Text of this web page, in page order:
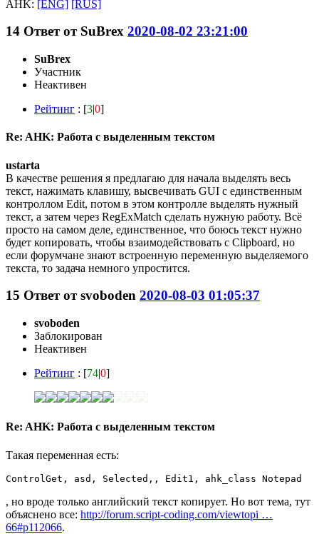
AHK: [ENG] [RUS]
14 Ответ от SuBrex 2020-08-02 23:21:00
SuBrex
Участник
Неактивен
Рейтинг : [3|0]
Re: AHK: Работа с выделенным текстом
ustarta
В качестве решения я предлагаю для начала выделять весь
текст, нажимать клавишу, высвечивать GUI с единственным
контроллом Edit, потом в этом контролле выделять нужный
текст, а затем через RegExMatch сделать нужную работу. Всё
просто на самом деле, единственное, что боюсь текст нужно
будет копировать, чтобы взаимодействовать с Clipboard, но
если форумчане знают встроенную переменную выделяемого
текста, то задача немного упростится.
15 Ответ отsvoboden 2020-08-03 01:05:37
svoboden
Заблокирован
Неактивен
Рейтинг : [74|0]
Re: AHK: Работа с выделенным текстом
Такая переменная есть:
ControlGet, asd, Selected,, Edit1, ahk_class Notepad
, но вроде только английский текст копирует. Но вот тема, тут
объяснено все: http://forum.script-coding.com/viewtopi …
66#p112066.